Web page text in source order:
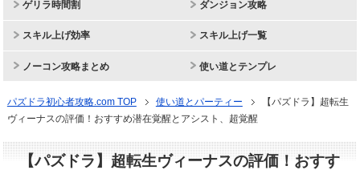
ゲリラ時間割 ダンジョン攻略
スキル上げ効率 スキル上げ一覧
ノーコン攻略まとめ 使い道とテンプレ
パズドラ初心者攻略.com TOP 使い道とパーティー
【パズドラ】超転生
ヴィーナスの評価！おすすめ潜在覚醒とアシスト、超覚醒
【パズドラ】超転生ヴィーナスの評価！おすす